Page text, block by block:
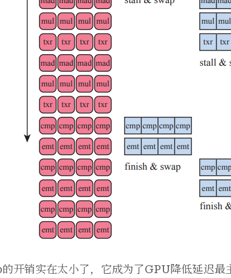
开销实在太小了，它成为了GPU降低延迟最